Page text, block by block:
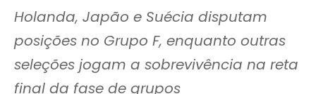
Holanda, Japão e Suécia disputam
posições no Grupo F, enquanto outras
seleções jogam a sobrevivência na reta
final da fase de grupos